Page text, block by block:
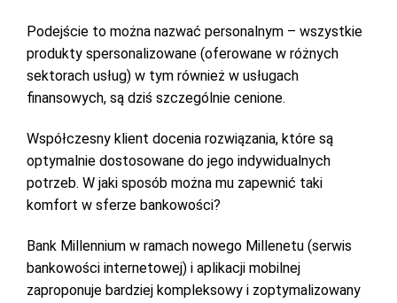
Podejście to można nazwać personalnym – wszystkie
produkty spersonalizowane (oferowane w różnych
sektorach usług) w tym również w usługach
finansowych, są dziś szczególnie cenione.
Współczesny klient docenia rozwiązania, które są
optymalnie dostosowane do jego indywidualnych
potrzeb. W jaki sposób można mu zapewnić taki
komfort w sferze bankowości?
Bank Millennium w ramach nowego Millenetu (serwis
bankowości internetowej) i aplikacji mobilnej
zaproponuje bardziej kompleksowy i zoptymalizowany